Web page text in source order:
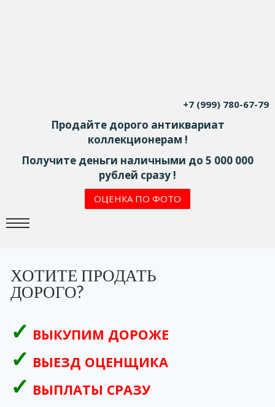
+7 (999) 780-67-79
Продайте дорого антиквариат
коллекционерам !
Получите деньги наличными до 5 000 000
рублей сразу !
ОЦЕНКА ПО ФОТО
ХОТИТЕ ПРОДАТЬ
ДОРОГО?
ВЫКУПИМ ДОРОЖЕ
ВЫЕЗД ОЦЕНЩИКА
ВЫПЛАТЫ СРАЗУ